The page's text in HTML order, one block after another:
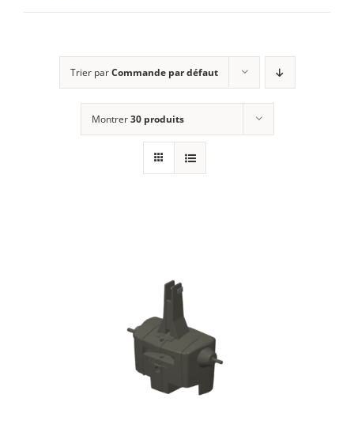
Trier parCommande par défaut
Montrer30 produits